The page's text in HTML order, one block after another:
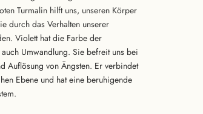
Turmalin hilft uns, unseren Körper
durch das Verhalten unserer
Violett hat die Farbe der
Umwandlung. Sie befreit uns bei
Auflösung von Ängsten. Er verbindet
Ebene und hat eine beruhigende